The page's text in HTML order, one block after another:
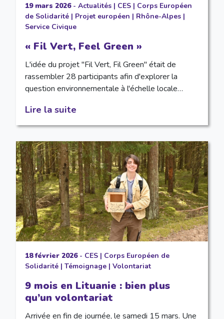
19 mars 2026- Actualités| CES| Corps Européen
de Solidarité| Projet européen | Rhône-Alpes|
Service Civique
« Fil Vert, Feel Green »
L'idée du projet "Fil Vert, Fil Green" était de
rassembler 28 participants afin d'explorer la
question environnementale à l'échelle locale…
Lire la suite
18 février 2026- CES| Corps Européen de
Solidarité| Témoignage| Volontariat
9 mois en Lituanie : bien plus
qu’un volontariat
Arrivée en fin de journée, le samedi 15 mars. Une